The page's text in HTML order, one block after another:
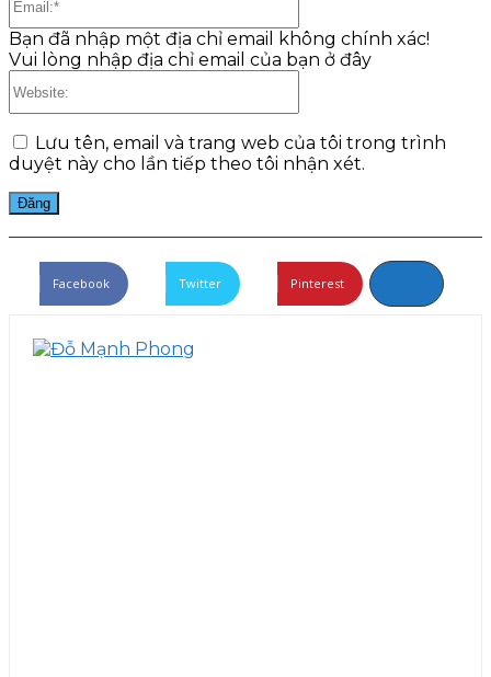
Bạn đã nhập một địa chỉ email không chính xác!
Vui lòng nhập địa chỉ email của bạn ở đây
Lưu tên, email và trang web của tôi trong trình
duyệt này cho lần tiếp theo tôi nhận xét.
Facebook Twitter Pinterest